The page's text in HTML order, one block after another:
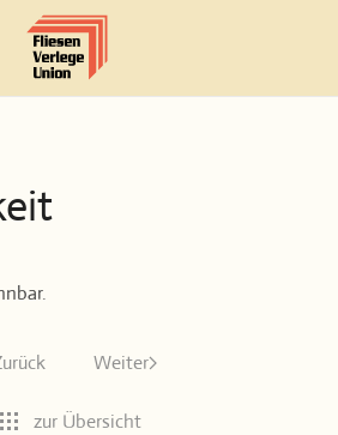
Weiter
zur Übersicht